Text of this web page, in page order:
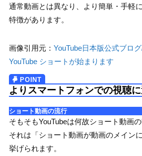
通常動画とは異なり、より簡単・手軽
特徴があります。
画像引用元： YouTube日本版公式ブロ
YouTube ショートが始まります
よりスマートフォンでの視聴
ショート動画の流行
そもそもYouTubeは何故ショート動画
それは「ショート動画が動画のメイン
挙げられます。